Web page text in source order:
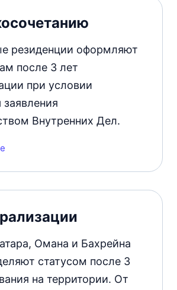
резиденции оформляют
после 3 лет
при условии
Внутренних Дел.
гражданках ОАЭ
Омана и Бахрейна
статусом после 3
на территории. От